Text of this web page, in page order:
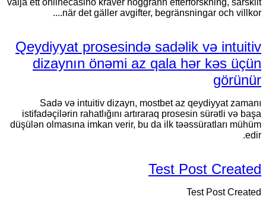
välja ett onlinecasino kräver noggrann efterforskning, särskilt
när det gäller avgifter, begränsningar och villkor....
Qeydiyyat prosesində sadəlik və intuitiv
dizaynın önəmi az qala hər kəs üçün
görünür
Sadə və intuitiv dizayn, mostbet az qeydiyyat zamanı
istifadəçilərin rahatlığını artıraraq prosesin sürətli və başa
düşülən olmasına imkan verir, bu da ilk təəssüratları mühüm
edir.
Test Post Created
Test Post Created